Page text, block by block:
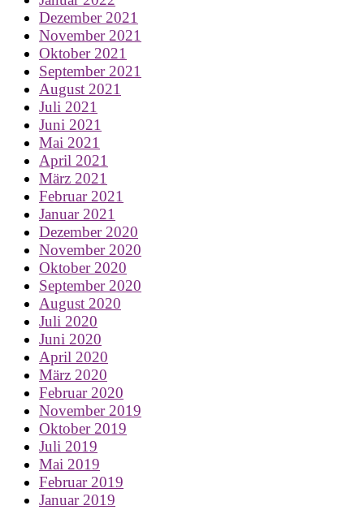
Dezember 2021
November 2021
Oktober 2021
September 2021
August 2021
Juli 2021
Juni 2021
Mai 2021
April 2021
März 2021
Februar 2021
Januar 2021
Dezember 2020
November 2020
Oktober 2020
September 2020
August 2020
Juli 2020
Juni 2020
April 2020
März 2020
Februar 2020
November 2019
Oktober 2019
Juli 2019
Mai 2019
Februar 2019
Januar 2019